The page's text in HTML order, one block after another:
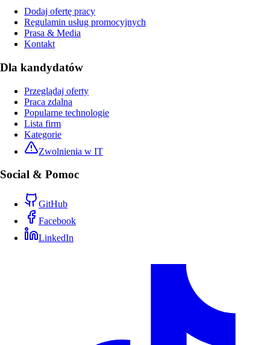
Dodaj ofertę pracy
Regulamin usług promocyjnych
Prasa & Media
Kontakt
Dla kandydatów
Przeglądaj oferty
Praca zdalna
Popularne technologie
Lista firm
Kategorie
Zwolnienia w IT
Social & Pomoc
GitHub
Facebook
LinkedIn